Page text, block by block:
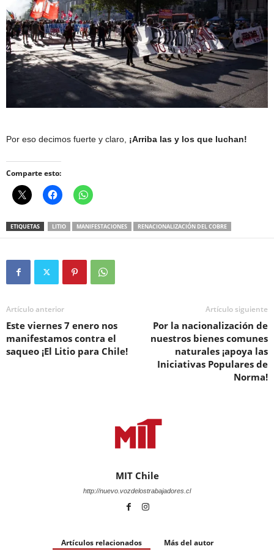
Por eso decimos fuerte y claro, ¡Arriba las y los que luchan!
Comparte esto:
ETIQUETAS LITIO MANIFESTACIONES RENACIONALIZACIÓN DEL COBRE
Artículo anterior
Este viernes 7 enero nos
manifestamos contra el
saqueo ¡El Litio para Chile!
Artículo siguiente
Por la nacionalización de
nuestros bienes comunes
naturales ¡apoya las
Iniciativas Populares de
Norma!
MIT Chile
http://nuevo.vozdelostrabajadores.cl
Artículos relacionados Más del autor